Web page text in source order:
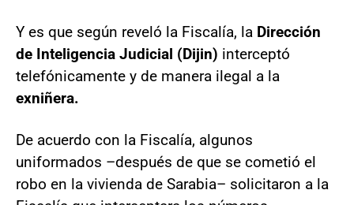
Y es que según reveló la Fiscalía, la Dirección
de Inteligencia Judicial (Dijin) interceptó
telefónicamente y de manera ilegal a la
exniñera.
De acuerdo con la Fiscalía, algunos
uniformados –después de que se cometió el
robo en la vivienda de Sarabia– solicitaron a la